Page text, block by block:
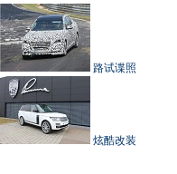
路试谍照
炫酷改装